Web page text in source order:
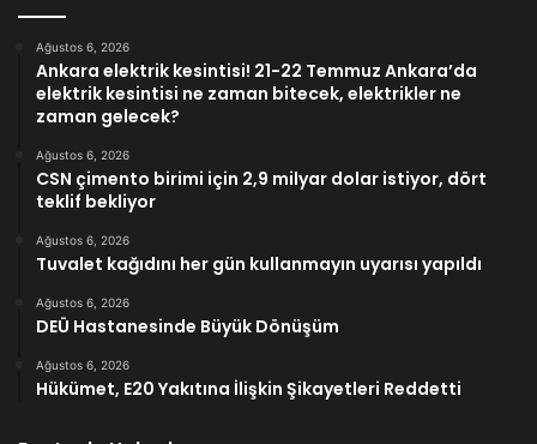
Ağustos 6, 2026
Ankara elektrik kesintisi! 21-22 Temmuz Ankara’da
elektrik kesintisi ne zaman bitecek, elektrikler ne
zaman gelecek?
Ağustos 6, 2026
CSN çimento birimi için 2,9 milyar dolar istiyor, dört
teklif bekliyor
Ağustos 6, 2026
Tuvalet kağıdını her gün kullanmayın uyarısı yapıldı
Ağustos 6, 2026
DEÜ Hastanesinde Büyük Dönüşüm
Ağustos 6, 2026
Hükümet, E20 Yakıtına İlişkin Şikayetleri Reddetti